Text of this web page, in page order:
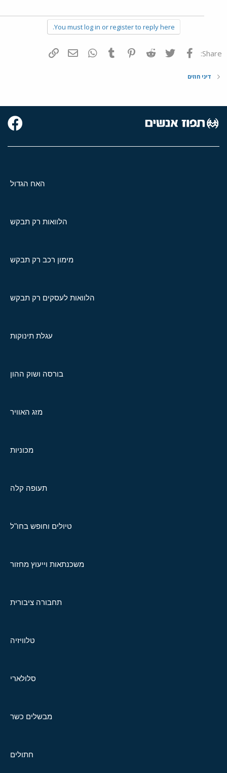
You must log in or register to reply here.
Share: פייסבוק Twitter
Reddit
Pinterest
Tumblr
WhatsAppדואר אלקטרוני
דיני חוזים
האח הגדול
הלוואות רק תבקש
מימון רכב רק תבקש
הלוואות לעסקים רק תבקש
עגלת תינוקות
בורסה ושוק ההון
מזג האוויר
מכוניות
תעופה קלה
טיולים וחופש בחו"ל
משכנתאות וייעוץ מחזור
תחבורה ציבורית
טלוויזיה
סלולארי
מבשלים כשר
חתולים